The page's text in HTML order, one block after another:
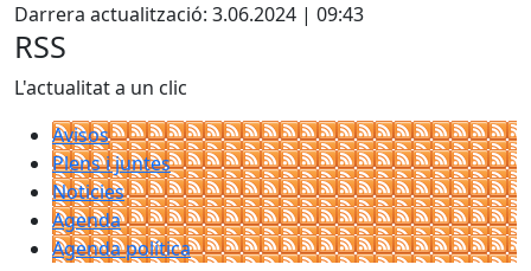
Darrera actualització: 3.06.2024 | 09:43
RSS
L'actualitat a un clic
Avisos
Plens i juntes
Noticies
Agenda
Agenda política